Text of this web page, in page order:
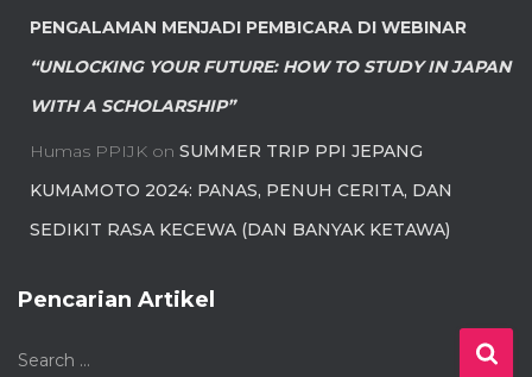
PENGALAMAN MENJADI PEMBICARA DI WEBINAR
“UNLOCKING YOUR FUTURE: HOW TO STUDY IN JAPAN
WITH A SCHOLARSHIP”
Humas PPIJK on SUMMER TRIP PPI JEPANG
KUMAMOTO 2024: PANAS, PENUH CERITA, DAN
SEDIKIT RASA KECEWA (DAN BANYAK KETAWA)
Pencarian Artikel
S
Search …